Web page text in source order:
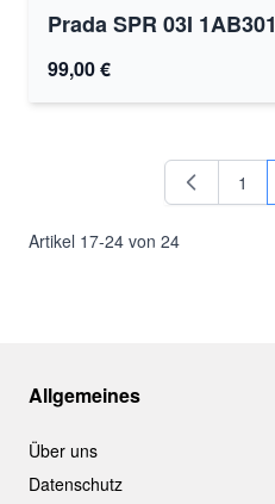
Prada SPR 03I 1AB301
99,00 €
Artikel 17-24 von 24
Seite
1
Allgemeines
Über uns
Datenschutz